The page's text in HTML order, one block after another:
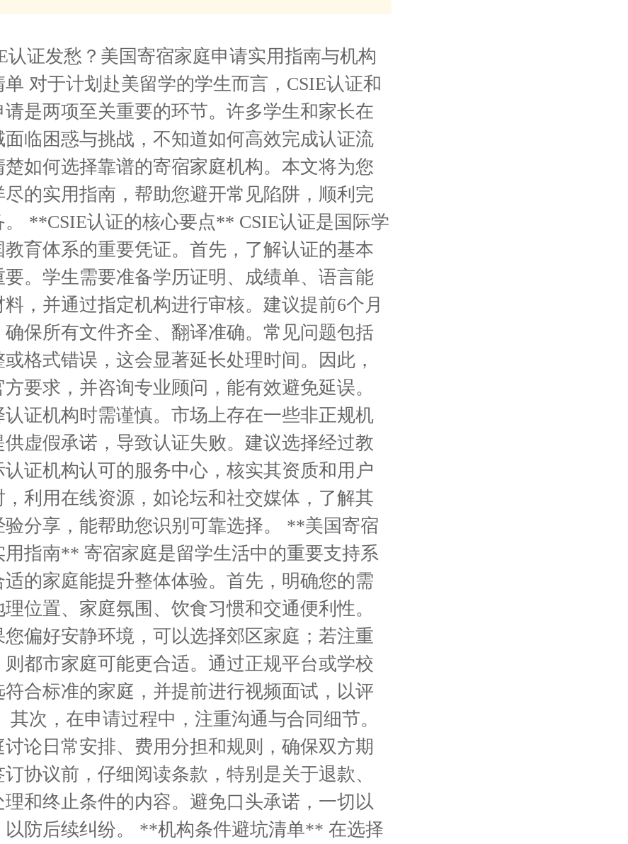
认证发愁？美国寄宿家庭申请实用指南与机构
对于计划赴美留学的学生而言，CSIE认证和
是两项至关重要的环节。许多学生和家长在
临困惑与挑战，不知道如何高效完成认证流
如何选择靠谱的寄宿家庭机构。本文将为您
的实用指南，帮助您避开常见陷阱，顺利完
。 **CSIE认证的核心要点** CSIE认证是国际学
育体系的重要凭证。首先，了解认证的基本
。学生需要准备学历证明、成绩单、语言能
，并通过指定机构进行审核。建议提前6个月
确保所有文件齐全、翻译准确。常见问题包括
格式错误，这会显著延长处理时间。因此，
要求，并咨询专业顾问，能有效避免延误。
证机构时需谨慎。市场上存在一些非正规机
虚假承诺，导致认证失败。建议选择经过教
证机构认可的服务中心，核实其资质和用户
利用在线资源，如论坛和社交媒体，了解其
验分享，能帮助您识别可靠选择。 **美国寄宿
用指南** 寄宿家庭是留学生活中的重要支持系
的家庭能提升整体体验。首先，明确您的需
位置、家庭氛围、饮食习惯和交通便利性。
偏好安静环境，可以选择郊区家庭；若注重
都市家庭可能更合适。通过正规平台或学校
合标准的家庭，并提前进行视频面试，以评
其次，在申请过程中，注重沟通与合同细节。
论日常安排、费用分担和规则，确保双方期
协议前，仔细阅读条款，特别是关于退款、
理和终止条件的内容。避免口头承诺，一切以
以防后续纠纷。 **机构条件避坑清单** 在选择